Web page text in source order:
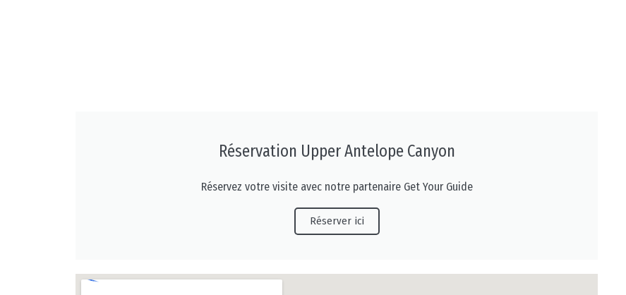
Réservation Upper Antelope Canyon
Réservez votre visite avec notre partenaire Get Your Guide
Réserver ici